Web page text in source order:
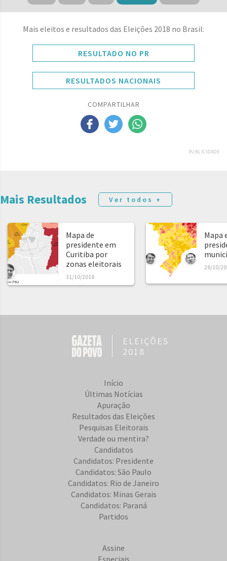
Mais eleitos e resultados das Eleições 2018 no Brasil:
RESULTADO NO PR
RESULTADOS NACIONAIS
COMPARTILHAR
PUBLICIDADE
Mais Resultados Ver todos +
Mapa de
presidente em
Curitiba por
zonas eleitorais
31/10/2018
Mapa
28/10/
ELEIÇÕES
2018
Início
Últimas Notícias
Apuração
Resultados das Eleições
Pesquisas Eleitorais
Verdade ou mentira?
Candidatos
Candidatos: Presidente
Candidatos: São Paulo
Candidatos: Rio de Janeiro
Candidatos: Minas Gerais
Candidatos: Paraná
Partidos
Assine